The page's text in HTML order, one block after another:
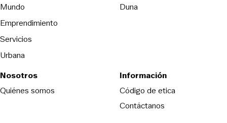
Mundo
Emprendimiento
Servicios
Urbana
DunaOpens in new window
Nosotros
Quiénes somos
Información
Código de eticaOpens in new
Contáctanos